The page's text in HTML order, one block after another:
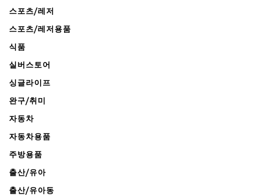
스포츠/레저
스포츠/레저용품
식품
실버스토어
싱글라이프
완구/취미
자동차
자동차용품
주방용품
출산/유아
출산/유아동